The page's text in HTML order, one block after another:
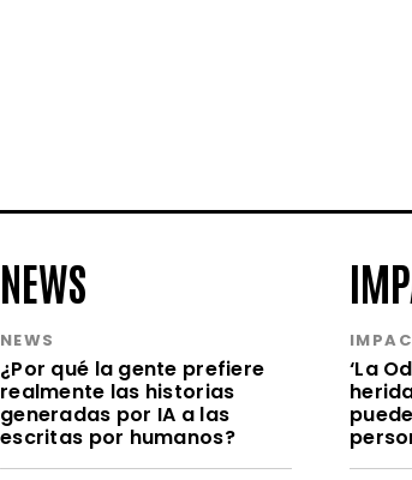
NEWS
NEWS
¿Por qué la gente prefiere
realmente las historias
generadas por IA a las
escritas por humanos?
‘La